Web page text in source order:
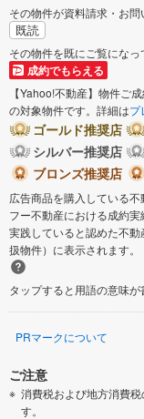
その物件が資料請求・お問
既読
その物件を既にご覧になっ
成約でもらえる
【Yahoo!不動産】物件ご
の対象物件です。詳細はプ
ゴールド推奨店
シルバー推奨店
ブロンズ推奨店
広告商品を購入している
フー不動産における成約
実践していると認めた不
扱物件）に表示されます。
タップすると用語の意味が
PRマークについて
ご注意
消費税および地方消費
す。